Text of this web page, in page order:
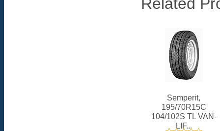
Related
Semperit,
195/70R15C
104/102S TL VAN-
LIF...